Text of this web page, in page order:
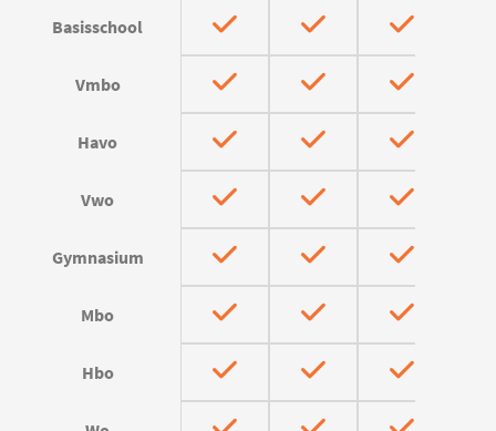
Basisschool
Vmbo
Havo
Vwo
Gymnasium
Mbo
Hbo